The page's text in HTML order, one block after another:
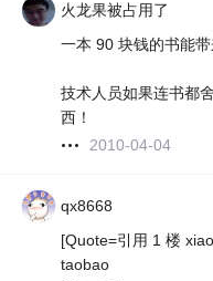
火龙果被占用了
一本 90 块钱的书能
技术人员如果连书都
西！
2010-04-04
qx8668
[Quote=引用 1 楼
taobao